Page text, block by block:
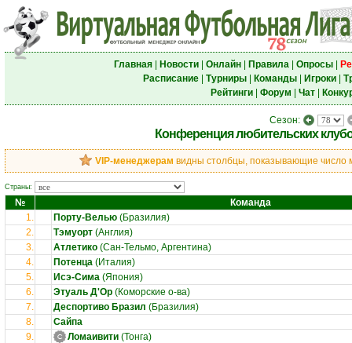
Главная| Новости| Онлайн| Правила| Опросы|
Расписание| Турниры| Команды| Игроки|
Рейтинги| Форум Чат|
Сезон:
Конференция любительских
VIP-менеджерам видны столбцы, показывающие число
Страны:
№
Команда
1.
Порту-Велью (Бразилия)
2.
Тэмуорт (Англия)
3.
Атлетико (Сан-Тельмо, Аргентина)
4.
Потенца (Италия)
5.
Исэ-Сима (Япония)
6.
Этуаль Д'Ор (Коморские о-ва)
7.
Деспортиво Бразил (Бразилия)
8.
Сайпа
9.
Ломаивити (Тонга)